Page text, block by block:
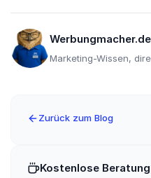
Werbungmacher.de
Marketing-Wissen,
Zurück zum Blog
Kostenlose